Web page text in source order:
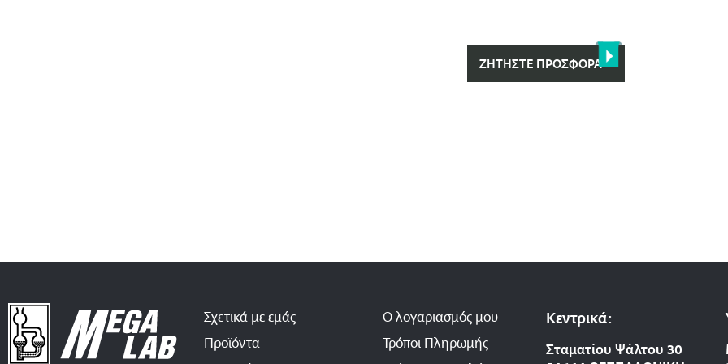
ΖΗΤΉΣΤΕ ΠΡΟΣΦΟΡΆ
Σχετικά με εμάς
Προϊόντα
Ο λογαριασμός μου
Τρόποι Πληρωμής
Κεντρικά:
Σταματίου Ψάλτου 30